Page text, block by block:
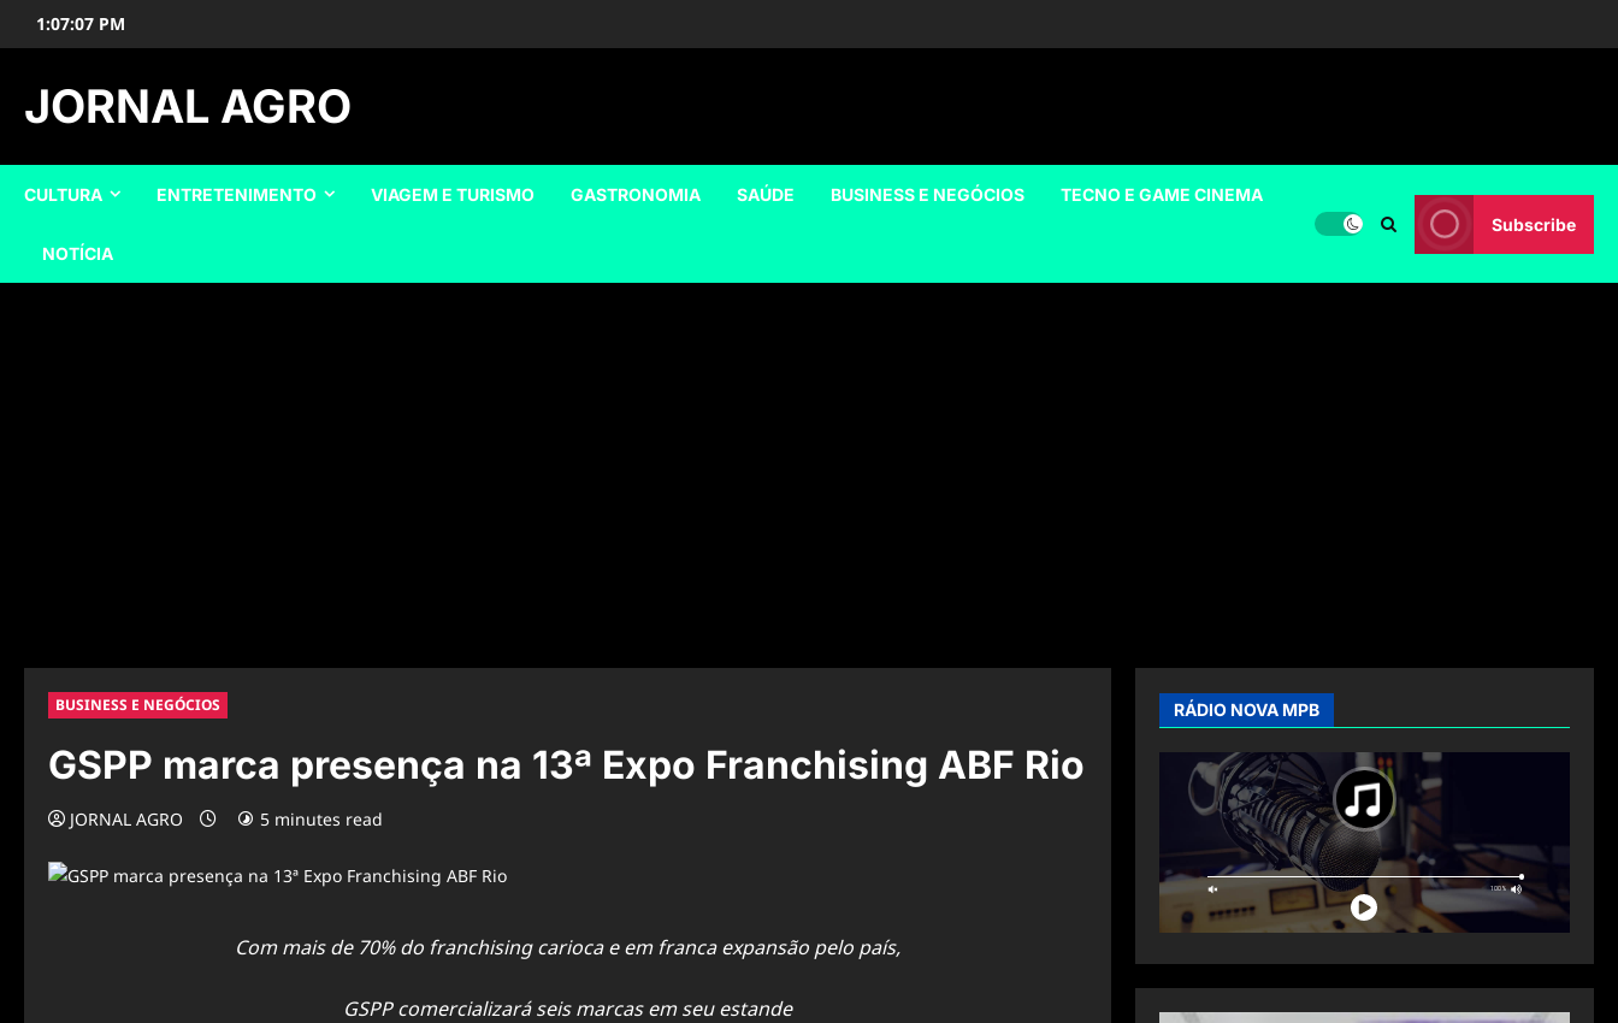
1:07:08 PM
JORNAL AGRO
CULTURA ENTRETENIMENTO VIAGEM E TURISMO GASTRONOMIA SAÚDE BUSINESS E NEGÓCIOS TECNO E GAME CINEMA
NOTÍCIA
Subscribe
BUSINESS E NEGÓCIOS
GSPP marca presença na 13ª Expo Franchising ABF Rio
JORNAL AGRO 5 minutes read
Com mais de 70% do franchising carioca e em franca expansão pelo país,
GSPP comercializará seis marcas em seu estande
RÁDIO NOVA MPB